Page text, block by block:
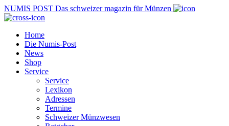
NUMIS POST Das schweizer magazin für Münzen
Home
Die Numis-Post
News
Shop
Service
Service
Lexikon
Adressen
Termine
Schweizer Münzwesen